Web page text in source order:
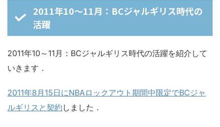
2011年10～11月：BCジャルギリス時代の
活躍
2011年10～11月：BCジャルギリス時代の活躍を紹介して
いきます．
2011年8月15日にNBAロックアウト期間中限定でBCジャ
ルギリスと契約 しました．